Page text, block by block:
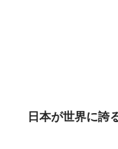
日本が世界に誇